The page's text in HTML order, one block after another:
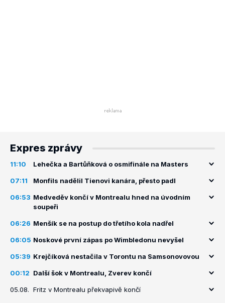
Expres zprávy
11:10 Lehečka a Bartůňková o osmifinále na Masters
07:11 Monfils nadělil Tienovi kanára, přesto padl
06:53 Medveděv končí v Montrealu hned na úvodním
soupeři
06:26 Menšík se na postup do třetího kola nadřel
06:05 Noskové první zápas po Wimbledonu nevyšel
05:39 Krejčíková nestačila v Torontu na Samsonovovou
00:12 Další šok v Montrealu, Zverev končí
05.08. Fritz v Montrealu překvapivě končí